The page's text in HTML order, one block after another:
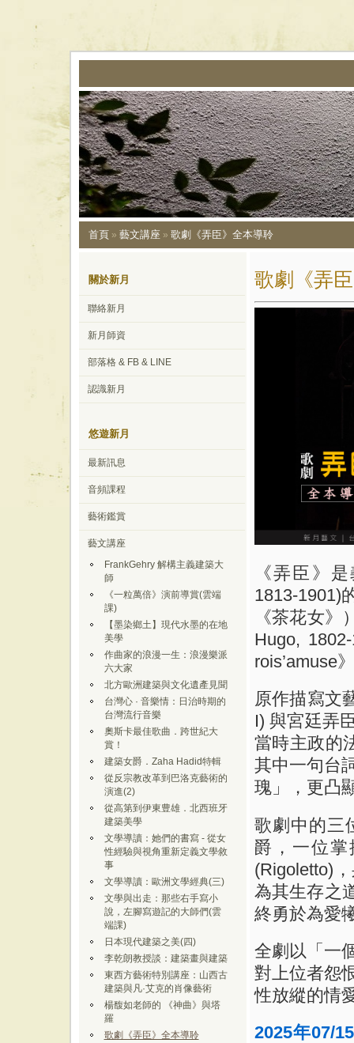
首頁 » 藝文講座 » 歌劇《弄臣》全本導聆
關於新月
聯絡新月
新月師資
部落格 & FB & LINE
認識新月
悠遊新月
最新訊息
音頻課程
藝術鑑賞
藝文講座
FrankGehry 解構主義建築大
師
《一粒萬倍》演前導賞(雲端
課)
【墨染鄉土】現代水墨的在地
美學
作曲家的浪漫一生：浪漫樂派
六大家
北方歐洲建築與文化遺產見聞
台灣心 · 音樂情：日治時期的
台灣流行音樂
奧斯卡最佳歌曲．跨世紀大
賞！
建築女爵．Zaha Hadid特輯
從反宗教改革到巴洛克藝術的
演進(2)
從高第到伊東豊雄．北西班牙
建築美學
文學導讀：她們的書寫 - 從女
性經驗與視角重新定義文學敘
事
文學導讀：歐洲文學經典(三)
文學與出走：那些右手寫小
說，左腳寫遊記的大師們(雲
端課)
日本現代建築之美(四)
李乾朗教授談：建築畫與建築
東西方藝術特別講座：山西古
建築與凡·艾克的肖像藝術
楊馥如老師的 《神曲》與塔
羅
歌劇《弄臣》全本導聆
歌劇《弄
《弄臣》
1813-1901)
《茶花女
Hugo,
rois’amuse
原作描寫文
I) 與宮廷弄
當時主政的
其中一句台
瑰」，更凸
歌劇中的三
爵，一位
(Rigoletto)
為其生存之
終勇於為愛
全劇以「一
對上位者怨
性放縱的情
2025年07/